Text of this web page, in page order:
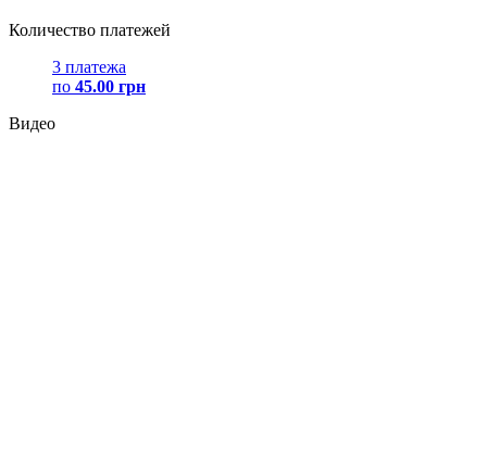
Количество платежей
3 платежа
по 45.00 грн
Видео